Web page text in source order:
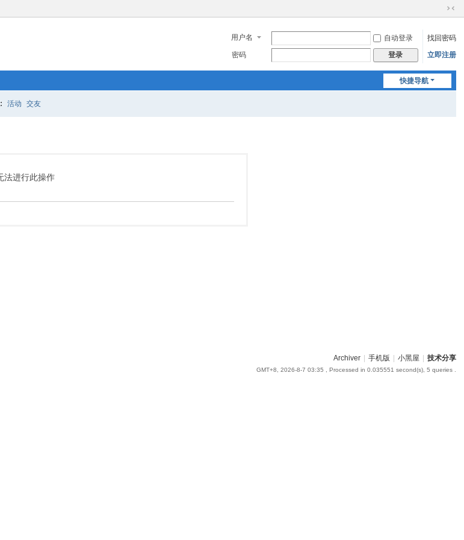
切
到
窄
用户名 自动登录
找回密码
密码
登录 立即注册
快捷导航
活动 交友
法进行此操作
Archiver 手机版 小黑屋 技术分享
GMT+8, 2026-8-7 03:35 , Processed in 0.035551 second(s), 5 queries .